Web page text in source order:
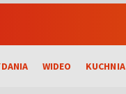
WIDEO KUCHNIA